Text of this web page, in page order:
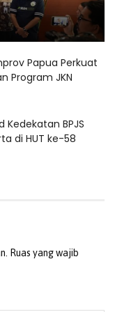
inap.
yang
adanya
berbagai
cepat, ia
yang
pelayanan
proses
sangat
Papua Perkuat
Program JKN
Kedekatan BPJS
di HUT ke-58
Ruas yang wajib